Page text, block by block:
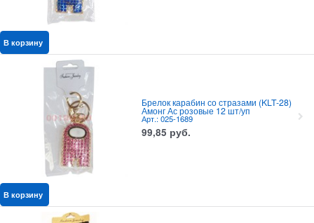
В корзину
Брелок карабин со стразами (KLT-28)
Амонг Ас розовые 12 шт/уп
Арт.: 025-1689
99,85 руб.
В корзину